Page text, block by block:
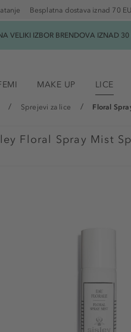
Besplatna dostava iznad 70
VELIKI IZBOR BRENDOVA IZNAD
MAKE UP LICE
Sprejevi za lice Floral
Floral Spray Mist